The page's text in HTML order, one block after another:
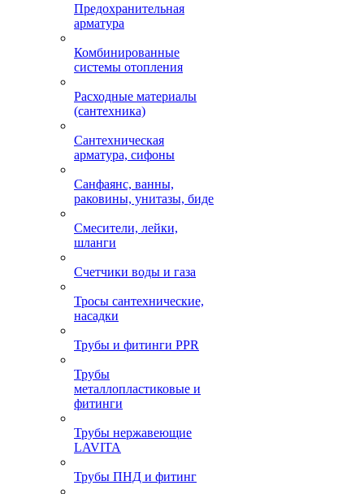
Предохранительная
арматура
Комбинированные
системы отопления
Расходные материалы
(сантехника)
Сантехническая
арматура, сифоны
Санфаянс, ванны,
раковины, унитазы, биде
Смесители, лейки,
шланги
Счетчики воды и газа
Тросы сантехнические,
насадки
Трубы и фитинги PPR
Трубы
металлопластиковые и
фитинги
Трубы нержавеющие
LAVITA
Трубы ПНД и фитинг